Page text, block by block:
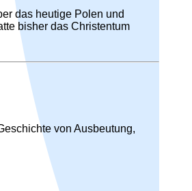
das heutige Polen und
bisher das Christentum
von Ausbeutung,